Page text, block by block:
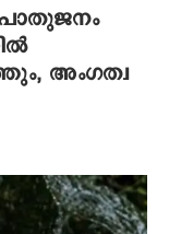
അംഗത്വ